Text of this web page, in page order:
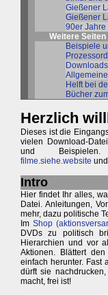
Gießener
Gießener
90er
Weitere
Beispiele
Helft bei
Bücher
Herzlich
Dieses ist die
vielen Download-
und
filme.siehe.website und
Intro
Hier findet Ihr alles,
Datei. Anleitungen,
mehr, dazu politische
Im Shop
DVDs zu politisch
Hierarchien und vor
Aktionen. Blättert
einfach herunter. Fast
dürft sie
macht, frei ist!